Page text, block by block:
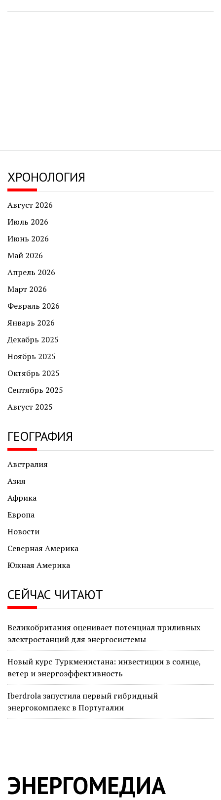
ХРОНОЛОГИЯ
Август 2026
Июль 2026
Июнь 2026
Май 2026
Апрель 2026
Март 2026
Февраль 2026
Январь 2026
Декабрь 2025
Ноябрь 2025
Октябрь 2025
Сентябрь 2025
Август 2025
ГЕОГРАФИЯ
Австралия
Азия
Африка
Европа
Новости
Северная Америка
Южная Америка
СЕЙЧАС ЧИТАЮТ
Великобритания оценивает потенциал приливных
электростанций для энергосистемы
Новый курс Туркменистана: инвестиции в солнце,
ветер и энергоэффективность
Iberdrola запустила первый гибридный
энергокомплекс в Португалии
ЭНЕРГОМЕДИА